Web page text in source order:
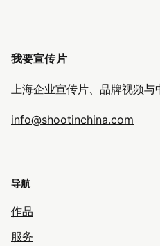
我要宣传片
上海企业宣传片、品牌视频与
info@shootinchina.com
导航
作品
服务